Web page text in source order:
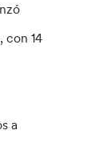
, con 14
a